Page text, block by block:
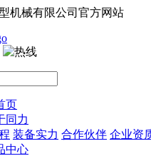
机械有限公司官方网站
页
同力
装备实力 合作伙伴 企业资
中心